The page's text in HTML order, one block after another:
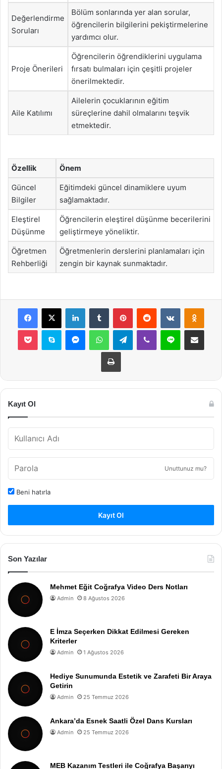
Değerlendirme
Soruları
Bölüm sonlarında yer alan sorular,
öğrencilerin bilgilerini pekiştirmelerine
yardımcı olur.
Proje Önerileri
Öğrencilerin öğrendiklerini uygulama
fırsatı bulmaları için çeşitli projeler
önerilmektedir.
Aile Katılımı
Ailelerin çocuklarının eğitim
süreçlerine dahil olmalarını teşvik
etmektedir.
Özellik Önem
Güncel
Bilgiler
Eğitimdeki güncel dinamiklere uyum
sağlamaktadır.
Eleştirel
Düşünme
Öğrencilerin eleştirel düşünme becerilerini
geliştirmeye yöneliktir.
Öğretmen
Rehberliği
Öğretmenlerin derslerini planlamaları için
zengin bir kaynak sunmaktadır.
Facebook
X LinkedInTumblr PinterestReddit VKontakte
Pocket Skype MessengerWhatsAppTelegramViber Line E-Posta ile
Yazdır
Kayıt Ol
Unuttunuz mu?
Beni hatırla
Kayıt Ol
Son Yazılar
Mehmet Eğit Coğrafya Video Ders Notları
Admin 8 Ağustos 2026
E İmza Seçerken Dikkat Edilmesi Gereken
Kriterler
Admin 1 Ağustos 2026
Hediye Sunumunda Estetik ve Zarafeti Bir Araya
Getirin
Admin 25 Temmuz 2026
Ankara’da Esnek Saatli Özel Dans Kursları
Admin 25 Temmuz 2026
MEB Kazanım Testleri ile Coğrafya Başarıyı